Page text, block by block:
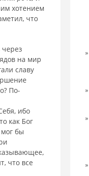
хотением
что
через
на мир
славу
По-
ибо
как Бог
бы
что все